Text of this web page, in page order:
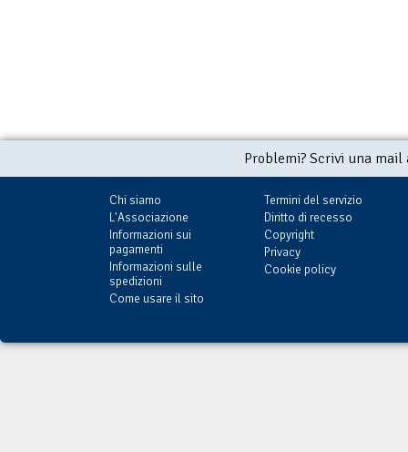
Problemi? Scrivi una
Chi siamo
L'Associazione
Informazioni sui
pagamenti
Informazioni sulle
spedizioni
Come usare il sito
Termini del servizio
Diritto di recesso
Copyright
Privacy
Cookie policy